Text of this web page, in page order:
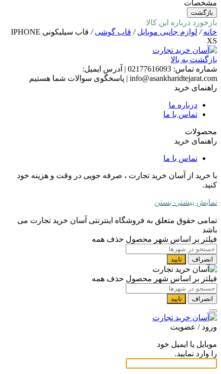
مشخصات
بازگشت
بازخورد درباره این کالا
خانه/ لوازم جانبی موبایل/ قاب گوشی/
قاب سیلیکونی IPHONE
XS
بازگشت به بالا
شماره تماس: 02177616093
| آدرس ایمیل:
info@asankharidtejarat.com
| پاسخگوی سوالات شما هستیم
راهنمای خرید
درباره ما
تماس با ما
محصولات
راهنمای خرید
تماس با ما
با خرید از آسان خرید تجارت ، صرفه جویی در وقت و هزینه خود
کنید.
نمایش بیشتر - بستن
تمامی حقوق متعلق به فروشگاه اینترنتی آسان خرید تجارت می
باشد
فیلتر بر اساس شهر محصول حذف همه
انصراف تایید
فیلتر بر اساس شهر محصول حذف همه
انصراف تایید
ورود / عضویت
موبایل یا ایمیل خود
را وارد نمایید.